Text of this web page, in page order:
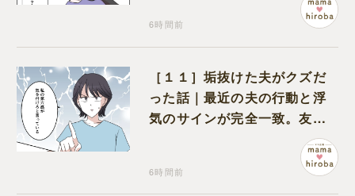
6時間前
［１１］垢抜けた夫がクズだ
った話｜最近の夫の行動と浮
気のサインが完全一致。友人
6時間前